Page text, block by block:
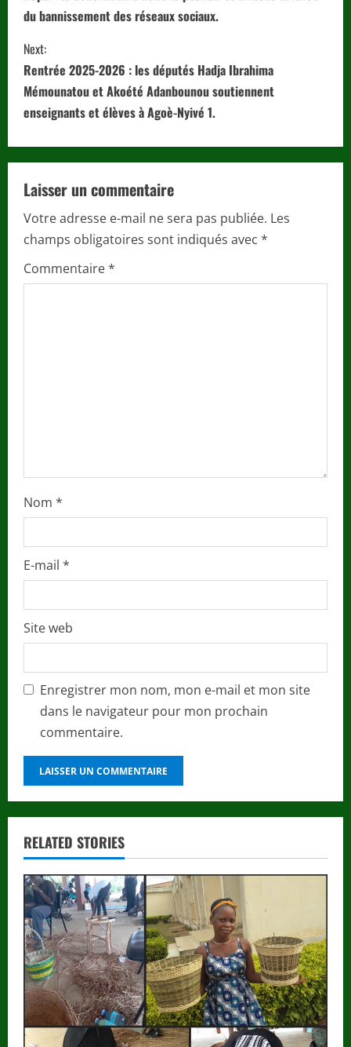
n
t
i
u
e
R
e
a
du bannissement des réseaux sociaux.
Next:
Rentrée 2025-2026 : les députés Hadja Ibrahima
Mémounatou et Akoété Adanbounou soutiennent
enseignants et élèves à Agoè-Nyivé 1.
Laisser un commentaire
Votre adresse e-mail ne sera pas publiée. Les
champs obligatoires sont indiqués avec *
Commentaire*
Nom *
E-mail *
Site web
Enregistrer mon nom, mon e-mail et mon site
dans le navigateur pour mon prochain
commentaire.
RELATED STORIES